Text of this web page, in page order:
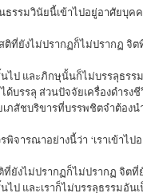
รรมวินัยนี้เข้าไปอยู่อาศัยบุค
ติที่ยังไม่ปรากฏก็ไม่ปรากฏ จิ
ไป และภิกษุนั้นก็ไม่บรรลุธรร
ด้บรรลุ ส่วนปัจจัยเครื่องดำร
ภสัชบริขารที่บรรพชิตจำต้องน
จารณาอย่างนี้ว่า ‘เราเข้าไป
ที่ยังไม่ปรากฏก็ไม่ปรากฏ จิต
ไป และเราก็ไม่บรรลุธรรมอัน